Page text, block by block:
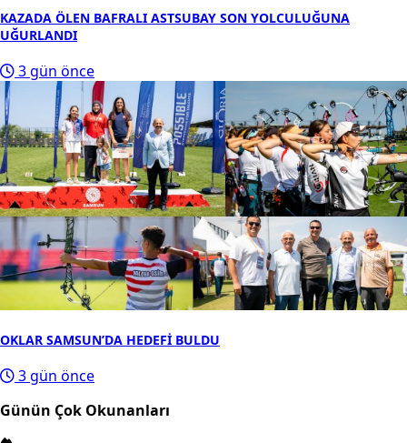
KAZADA ÖLEN BAFRALI ASTSUBAY SON YOLCULUĞUNA
UĞURLANDI
3 gün önce
OKLAR SAMSUN’DA HEDEFİ BULDU
3 gün önce
Günün Çok Okunanları